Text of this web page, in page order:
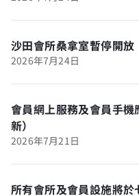
沙田會所桑拿室暫停開放
2026年7月24日
會員網上服務及會員手
新）
2026年7月21日
所有會所及會員設施將